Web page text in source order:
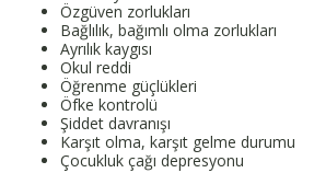
Özgüven zorlukları
Bağlılık, bağımlı olma zorlukları
Ayrılık kaygısı
Okul reddi
Öğrenme güçlükleri
Öfke kontrolü
Şiddet davranışı
Karşıt olma, karşıt gelme durumu
Çocukluk çağı depresyonu